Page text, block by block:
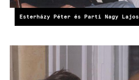
Esterházy Péter és Parti Nagy Lajos